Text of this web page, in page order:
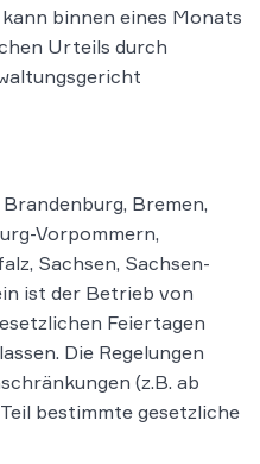
binnen eines Monats
Urteils durch
Bremen,
Vorpommern,
Sachsen, Sachsen-
ist der Betrieb von
Feiertagen
Die Regelungen
(z.B. ab
bestimmte gesetzliche